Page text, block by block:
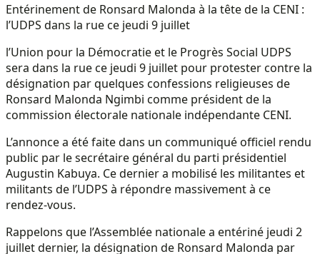
Entérinement de Ronsard Malonda à la tête de la CENI :
l’UDPS dans la rue ce jeudi 9 juillet
l’Union pour la Démocratie et le Progrès Social UDPS
sera dans la rue ce jeudi 9 juillet pour protester contre la
désignation par quelques confessions religieuses de
Ronsard Malonda Ngimbi comme président de la
commission électorale nationale indépendante CENI.
L’annonce a été faite dans un communiqué officiel rendu
public par le secrétaire général du parti présidentiel
Augustin Kabuya. Ce dernier a mobilisé les militantes et
militants de l’UDPS à répondre massivement à ce
rendez-vous.
Rappelons que l’Assemblée nationale a entériné jeudi 2
juillet dernier, la désignation de Ronsard Malonda par